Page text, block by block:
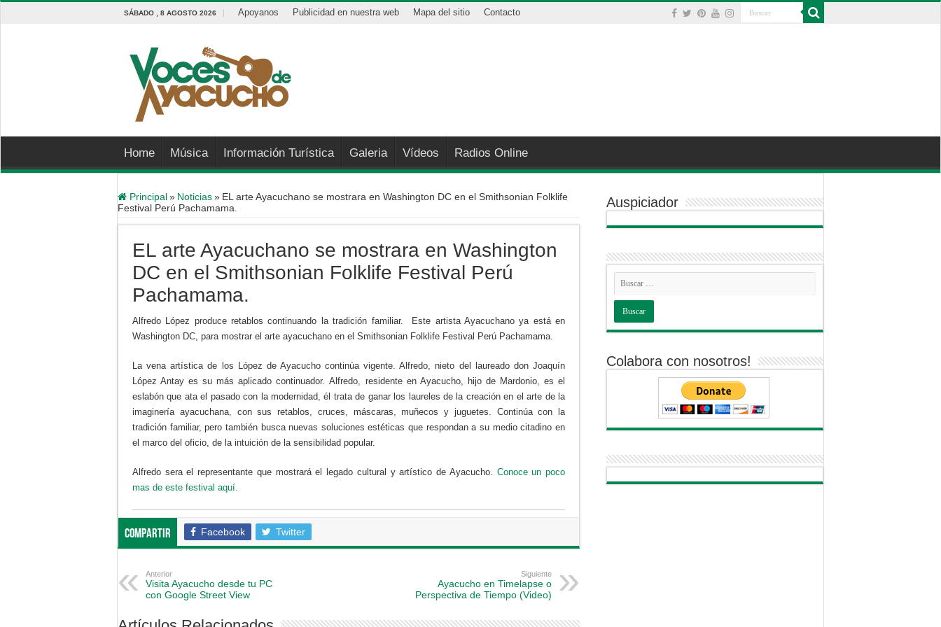
SÁBADO , 8 AGOSTO 2026 Apoyanos Publicidad en nuestra web Mapa del sitio Contacto
Home Música Información Turística Galeria Vídeos Radios Online
Principal» Noticias» EL arte Ayacuchano se mostrara en Washington DC en el Smithsonian Folklife
Festival Perú Pachamama.
EL arte Ayacuchano se mostrara en Washington
DC en el Smithsonian Folklife Festival Perú
Pachamama.
Alfredo López produce retablos continuando la tradición familiar. Este artista Ayacuchano ya está en
Washington DC, para mostrar el arte ayacuchano en el Smithsonian Folklife Festival Perú Pachamama.
La vena artística de los López de Ayacucho continúa vigente. Alfredo, nieto del laureado don Joaquín
López Antay es su más aplicado continuador. Alfredo, residente en Ayacucho, hijo de Mardonio, es el
eslabón que ata el pasado con la modernidad, él trata de ganar los laureles de la creación en el arte de la
imaginería ayacuchana, con sus retablos, cruces, máscaras, muñecos y juguetes. Continúa con la
tradición familiar, pero también busca nuevas soluciones estéticas que respondan a su medio citadino en
el marco del oficio, de la intuición de la sensibilidad popular.
Alfredo sera el representante que mostrará el legado cultural y artístico de Ayacucho. Conoce un poco
mas de este festival aquí.
Compartir Facebook Twitter
Anterior
Visita Ayacucho desde tu PC
con Google Street View
Siguiente
Ayacucho en Timelapse o
Perspectiva de Tiempo (Video)
Auspiciador
Colabora con nosotros!